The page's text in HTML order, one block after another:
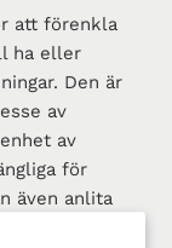
att förenkla
ha eller
Den är
av
av
för
även anlita